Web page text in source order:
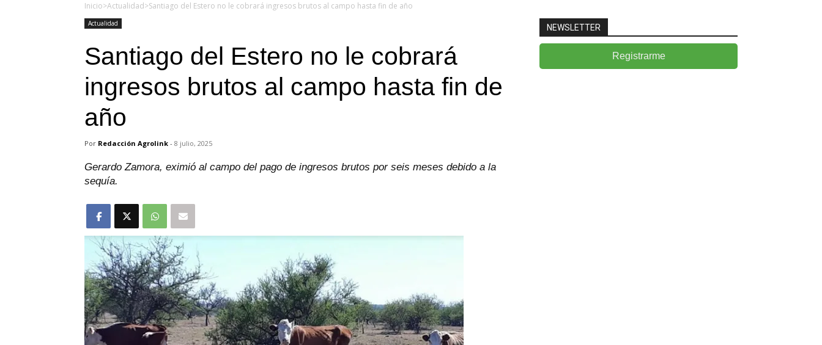
Inicio>Actualidad>Santiago del Estero no le cobrará ingresos brutos al campo hasta fin de año
Actualidad
Santiago del Estero no le cobrará
ingresos brutos al campo hasta fin de
año
Por Redacción Agrolink - 8 julio, 2025
Gerardo Zamora, eximió al campo del pago de ingresos brutos por seis meses debido a la
sequía.
NEWSLETTER
Registrarme